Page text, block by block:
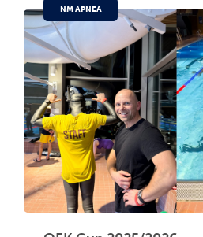
NM APNEA